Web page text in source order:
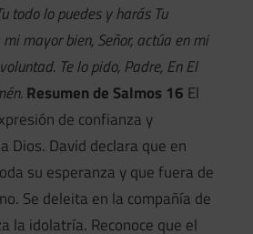
todo lo puedes y harás Tu
mayor bien, Señor, actúa en mi
Te lo pido, Padre, En El
Resumen de Salmos 16 El
de confianza y
Dios. David declara que en
su esperanza y que fuera de
Se deleita en la compañía de
la idolatría. Reconoce que el